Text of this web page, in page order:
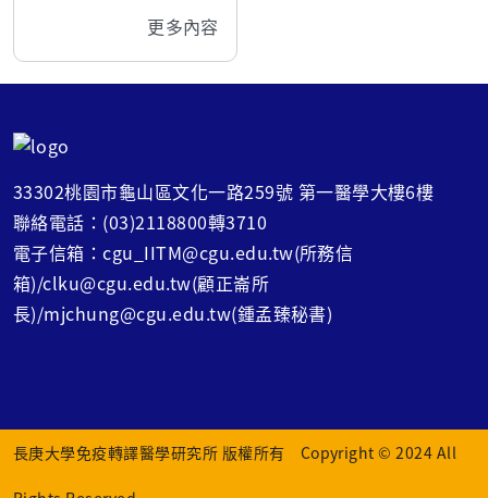
更多內容
33302桃園市龜山區文化一路259號 第一醫學大樓6樓
聯絡電話：(03)2118800轉3710
電子信箱：cgu_IITM@cgu.edu.tw(所務信
箱)/clku@cgu.edu.tw(顧正崙所
長)/mjchung@cgu.edu.tw(鍾孟臻秘書)
長庚大學免疫轉譯醫學研究所 版權所有 Copyright © 2024 All